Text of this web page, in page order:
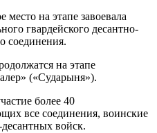
на этапе завоевала
гвардейского десантно-
соединения.
на этапе
(«Сударыня»).
более 40
все соединения, воинские
войск.